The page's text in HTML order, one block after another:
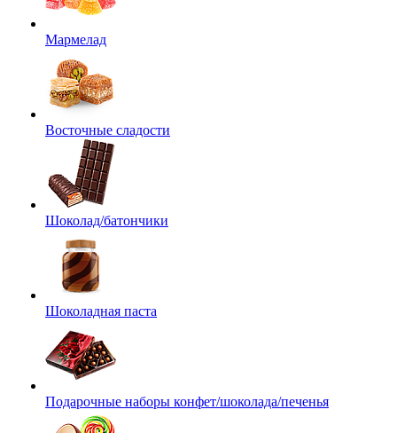
Мармелад
Восточные сладости
Шоколад/батончики
Шоколадная паста
Подарочные наборы конфет/шоколада/печенья